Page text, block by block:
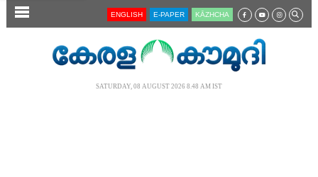
SECTIONS ENGLISH E-PAPER KĀZHCHA
SATURDAY, 08 AUGUST 2026 8.48 AM IST